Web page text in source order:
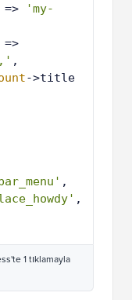
=>
'my-
->title
,
1 tıklamayla